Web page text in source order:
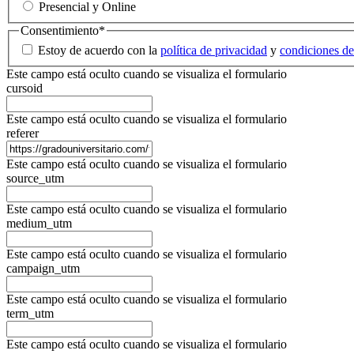
Presencial y Online
Consentimiento*
Estoy de acuerdo con la política de privacidad y condiciones
Este campo está oculto cuando se visualiza el formulario
cursoid
Este campo está oculto cuando se visualiza el formulario
referer
Este campo está oculto cuando se visualiza el formulario
source_utm
Este campo está oculto cuando se visualiza el formulario
medium_utm
Este campo está oculto cuando se visualiza el formulario
campaign_utm
Este campo está oculto cuando se visualiza el formulario
term_utm
Este campo está oculto cuando se visualiza el formulario